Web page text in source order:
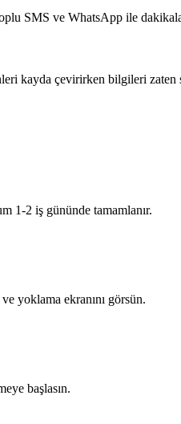
SMS ve WhatsApp ile
kayda çevirirken bilgileri zaten
1-2 iş gününde tamamlanır.
yoklama ekranını görsün.
başlasın.